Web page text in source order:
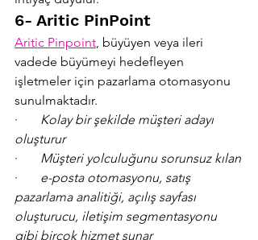
6- Aritic PinPoint
Aritic Pinpoint, büyüyen veya ileri
vadede büyümeyi hedefleyen
işletmeler için pazarlama otomasyonu
sunulmaktadır.
· Kolay bir şekilde müşteri adayı
oluşturur
· Müşteri yolculuğunu sorunsuz kılan
· e-posta otomasyonu, satış
pazarlama analitiği, açılış sayfası
oluşturucu, iletişim segmentasyonu
gibi birçok hizmet sunar